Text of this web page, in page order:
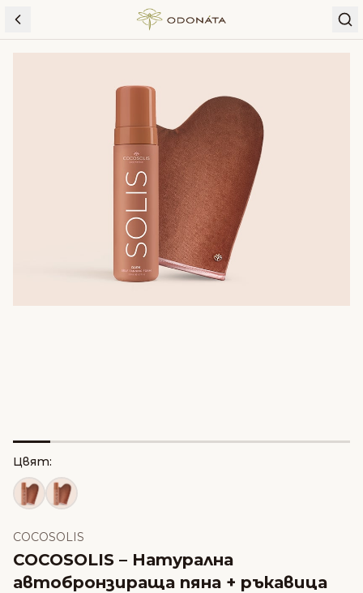
Skip to content
COCOSOLIS
COCOSOLIS – Натурална
автобронзираща пяна + ръкавица
Цвят: